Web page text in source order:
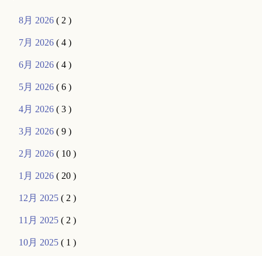
8月 2026( 2 )
7月 2026( 4 )
6月 2026( 4 )
5月 2026( 6 )
4月 2026( 3 )
3月 2026( 9 )
2月 2026( 10 )
1月 2026( 20 )
12月 2025( 2 )
11月 2025( 2 )
10月 2025( 1 )